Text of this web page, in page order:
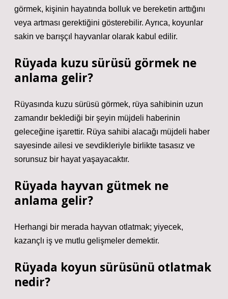
görmek, kişinin hayatında bolluk ve bereketin arttığını
veya artması gerektiğini gösterebilir. Ayrıca, koyunlar
sakin ve barışçıl hayvanlar olarak kabul edilir.
Rüyada kuzu sürüsü görmek ne
anlama gelir?
Rüyasında kuzu sürüsü görmek, rüya sahibinin uzun
zamandır beklediği bir şeyin müjdeli haberinin
geleceğine işarettir. Rüya sahibi alacağı müjdeli haber
sayesinde ailesi ve sevdikleriyle birlikte tasasız ve
sorunsuz bir hayat yaşayacaktır.
Rüyada hayvan gütmek ne
anlama gelir?
Herhangi bir merada hayvan otlatmak; yiyecek,
kazançlı iş ve mutlu gelişmeler demektir.
Rüyada koyun sürüsünü otlatmak
nedir?